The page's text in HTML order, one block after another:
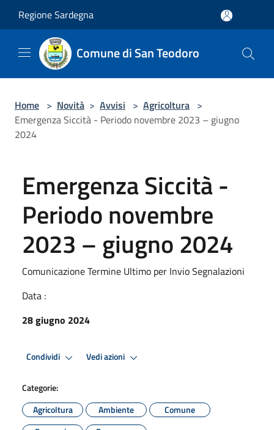
Regione Sardegna
Comune di San Teodoro
Home > Novità > Avvisi > Agricoltura >
Emergenza Siccità - Periodo novembre 2023 – giugno
2024
Emergenza Siccità -
Periodo novembre
2023 – giugno 2024
Comunicazione Termine Ultimo per Invio Segnalazioni
Data :
28 giugno 2024
Condividi Vedi azioni
Categorie:
Agricoltura
Ambiente
Comune